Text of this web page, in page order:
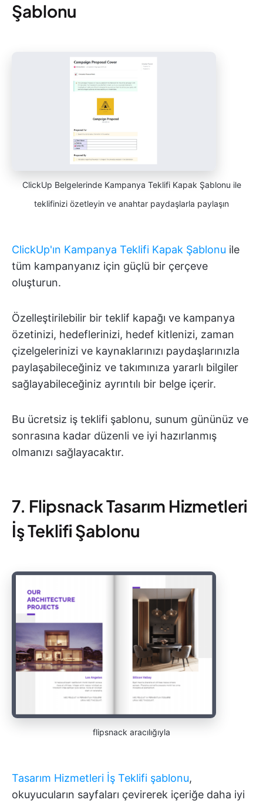
Şablonu
ClickUp Belgelerinde Kampanya Teklifi Kapak Şablonu ile
teklifinizi özetleyin ve anahtar paydaşlarla paylaşın
ClickUp'ın Kampanya Teklifi Kapak Şablonu ile
tüm kampanyanız için güçlü bir çerçeve
oluşturun.
Özelleştirilebilir bir teklif kapağı ve kampanya
özetinizi, hedeflerinizi, hedef kitlenizi, zaman
çizelgelerinizi ve kaynaklarınızı paydaşlarınızla
paylaşabileceğiniz ve takımınıza yararlı bilgiler
sağlayabileceğiniz ayrıntılı bir belge içerir.
Bu ücretsiz iş teklifi şablonu, sunum gününüz ve
sonrasına kadar düzenli ve iyi hazırlanmış
olmanızı sağlayacaktır.
7. Flipsnack Tasarım Hizmetleri
İş Teklifi Şablonu
flipsnack aracılığıyla
Tasarım Hizmetleri İş Teklifi şablonu,
okuyucuların sayfaları çevirerek içeriğe daha iyi